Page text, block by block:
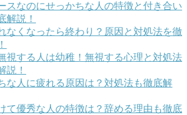
スなのにせっかちな人の特徴と付き合い
解説！
なくなったら終わり？原因と対処法を徹
視する人は幼稚！無視する心理と対処法
説！
な人に疲れる原因は？対処法も徹底解
て優秀な人の特徴は？辞める理由も徹底